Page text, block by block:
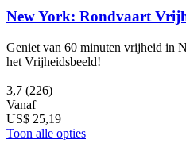
New York: Rondvaart
Geniet van 60 minuten vrijheid in
het Vrijheidsbeeld!
3,7 (226)
Vanaf
US$ 25,19
Toon alle opties